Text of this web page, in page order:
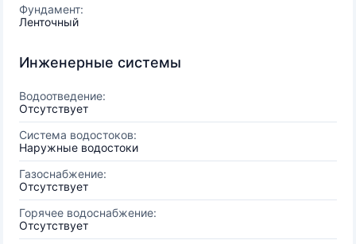
Фундамент:
Ленточный
Инженерные системы
Водоотведение:
Отсутствует
Система водостоков:
Наружные водостоки
Газоснабжение:
Отсутствует
Горячее водоснабжение:
Отсутствует